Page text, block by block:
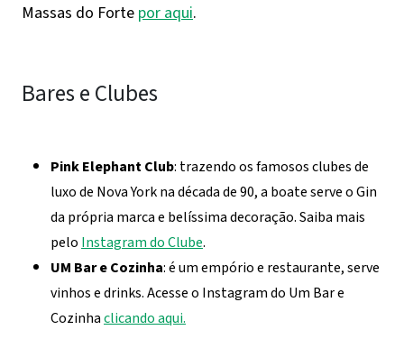
Massas do Forte por aqui.
Bares e Clubes
Pink Elephant Club: trazendo os famosos clubes de
luxo de Nova York na década de 90, a boate serve o Gin
da própria marca e belíssima decoração. Saiba mais
pelo Instagram do Clube.
UM Bar e Cozinha: é um empório e restaurante, serve
vinhos e drinks. Acesse o Instagram do Um Bar e
Cozinhaclicando aqui.